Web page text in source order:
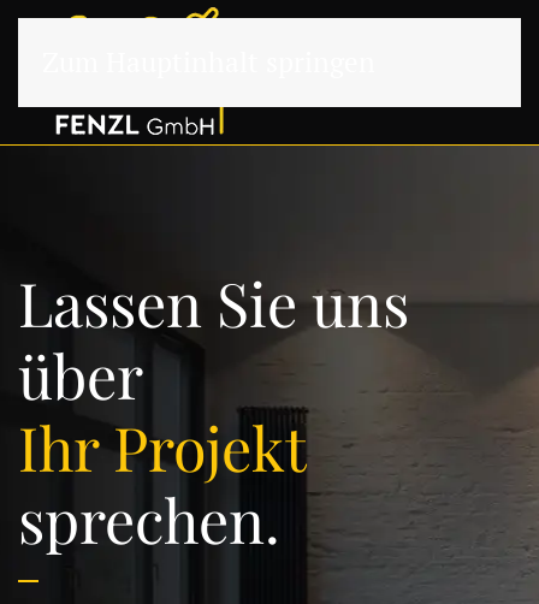
Lassen Sie uns
über
Ihr Projekt
sprechen.